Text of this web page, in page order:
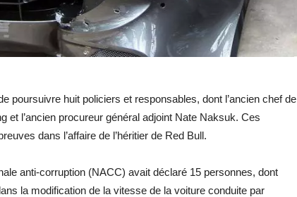
poursuivre huit policiers et responsables, dont l’ancien chef de
et l’ancien procureur général adjoint Nate Naksuk. Ces
dans l’affaire de l’héritier de Red Bull.
anti-corruption (NACC) avait déclaré 15 personnes, dont
la modification de la vitesse de la voiture conduite par